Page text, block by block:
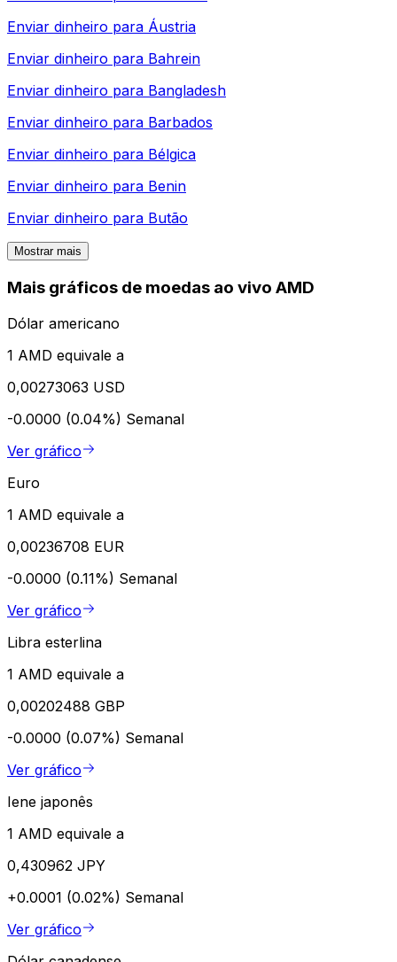
Enviar dinheiro para Áustria
Enviar dinheiro para Bahrein
Enviar dinheiro para Bangladesh
Enviar dinheiro para Barbados
Enviar dinheiro para Bélgica
Enviar dinheiro para Benin
Enviar dinheiro para Butão
Mostrar mais
Mais gráficos de moedas ao vivo AMD
Dólar americano
1 AMD equivale a
0,00273063 USD
-0.0000 (0.04%) Semanal
Ver gráfico
Euro
1 AMD equivale a
0,00236708 EUR
-0.0000 (0.11%) Semanal
Ver gráfico
Libra esterlina
1 AMD equivale a
0,00202488 GBP
-0.0000 (0.07%) Semanal
Ver gráfico
Iene japonês
1 AMD equivale a
0,430962 JPY
+0.0001 (0.02%) Semanal
Ver gráfico